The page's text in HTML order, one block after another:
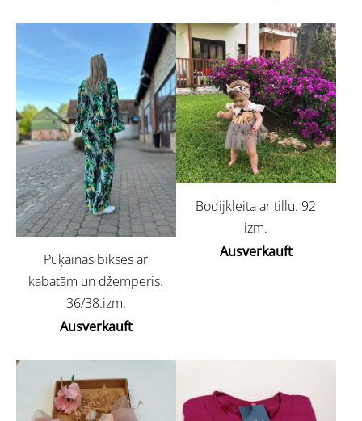
Puķainas bikses ar
kabatām un džemperis.
36/38.izm.
Ausverkauft
Bodijkleita ar tillu. 92
izm.
Ausverkauft